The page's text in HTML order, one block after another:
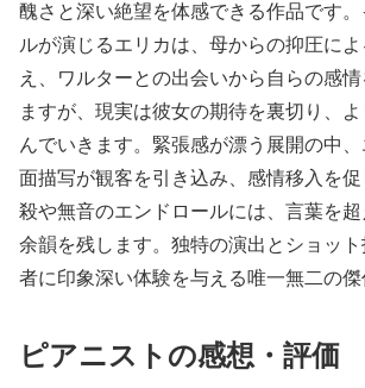
醜さと深い絶望を体感できる作品です
ルが演じるエリカは、母からの抑圧に
え、ワルターとの出会いから自らの感
ますが、現実は彼女の期待を裏切り、
んでいきます。緊張感が漂う展開の中
面描写が観客を引き込み、感情移入を
殺や無音のエンドロールには、言葉を超
余韻を残します。独特の演出とショッ
者に印象深い体験を与える唯一無二の傑
ピアニストの感想・評価